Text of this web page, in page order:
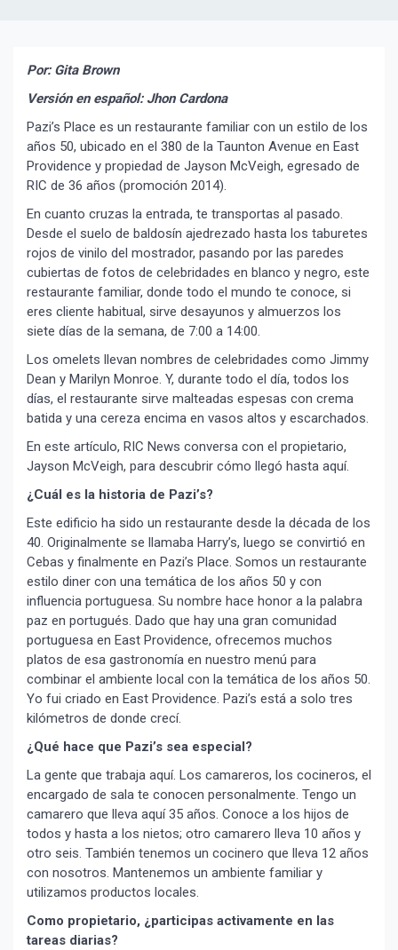
Por: Gita Brown
Versión en español: Jhon Cardona
Pazi’s Place es un restaurante familiar con un estilo de los
años 50, ubicado en el 380 de la Taunton Avenue en East
Providence y propiedad de Jayson McVeigh, egresado de
RIC de 36 años (promoción 2014).
En cuanto cruzas la entrada, te transportas al pasado.
Desde el suelo de baldosín ajedrezado hasta los taburetes
rojos de vinilo del mostrador, pasando por las paredes
cubiertas de fotos de celebridades en blanco y negro, este
restaurante familiar, donde todo el mundo te conoce, si
eres cliente habitual, sirve desayunos y almuerzos los
siete días de la semana, de 7:00 a 14:00.
Los omelets llevan nombres de celebridades como Jimmy
Dean y Marilyn Monroe. Y, durante todo el día, todos los
días, el restaurante sirve malteadas espesas con crema
batida y una cereza encima en vasos altos y escarchados.
En este artículo, RIC News conversa con el propietario,
Jayson McVeigh, para descubrir cómo llegó hasta aquí.
¿Cuál es la historia de Pazi’s?
Este edificio ha sido un restaurante desde la década de los
40. Originalmente se llamaba Harry’s, luego se convirtió en
Cebas y finalmente en Pazi’s Place. Somos un restaurante
estilo diner con una temática de los años 50 y con
influencia portuguesa. Su nombre hace honor a la palabra
paz en portugués. Dado que hay una gran comunidad
portuguesa en East Providence, ofrecemos muchos
platos de esa gastronomía en nuestro menú para
combinar el ambiente local con la temática de los años 50.
Yo fui criado en East Providence. Pazi’s está a solo tres
kilómetros de donde crecí.
¿Qué hace que Pazi’s sea especial?
La gente que trabaja aquí. Los camareros, los cocineros, el
encargado de sala te conocen personalmente. Tengo un
camarero que lleva aquí 35 años. Conoce a los hijos de
todos y hasta a los nietos; otro camarero lleva 10 años y
otro seis. También tenemos un cocinero que lleva 12 años
con nosotros. Mantenemos un ambiente familiar y
utilizamos productos locales.
Como propietario, ¿participas activamente en las
tareas diarias?